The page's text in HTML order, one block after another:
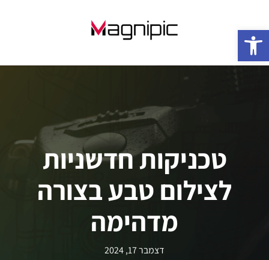
טכניקות חדשניות
לצילום טבע בצורה
מדהימה
דצמבר 17, 2024
פתח סרגל נגישות